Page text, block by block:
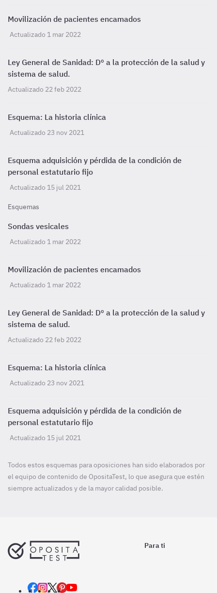
Movilización de pacientes encamados
Actualizado 1 mar 2022
Ley General de Sanidad: Dº a la protección de la salud y
sistema de salud.
Actualizado 22 feb 2022
Esquema: La historia clínica
Actualizado 23 nov 2021
Esquema adquisición y pérdida de la condición de
personal estatutario fijo
Actualizado 15 jul 2021
Esquemas
Sondas vesicales
Actualizado 1 mar 2022
Movilización de pacientes encamados
Actualizado 1 mar 2022
Ley General de Sanidad: Dº a la protección de la salud y
sistema de salud.
Actualizado 22 feb 2022
Esquema: La historia clínica
Actualizado 23 nov 2021
Esquema adquisición y pérdida de la condición de
personal estatutario fijo
Actualizado 15 jul 2021
Todos estos esquemas para oposiciones han sido elaborados por
el equipo de contenido de OpositaTest, lo que asegura que estén
siempre actualizados y de la mayor calidad posible.
Para ti